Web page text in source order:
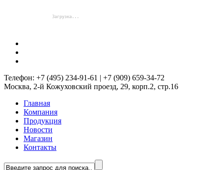
Телефон: +7 (495) 234-91-61 | +7 (909) 659-34-72
Москва, 2-й Кожуховский проезд, 29, корп.2, стр.16
Главная
Компания
Продукция
Новости
Магазин
Контакты